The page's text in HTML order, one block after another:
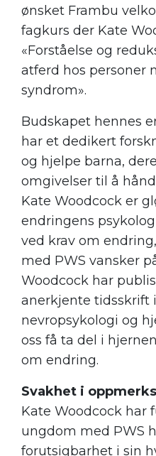
ønsket Frambu
fagkurs der Kate
«Forståelse og
atferd hos personer
syndrom».
Budskapet hennes
har et dedikert
og hjelpe barna,
omgivelser til å
Kate Woodcock er
endringens
ved krav om
med PWS vansker
Woodcock har
anerkjente tidsskrift
nevropsykologi og
oss få ta del i
om endring.
Svakhet i
Kate Woodcock har
ungdom med PWS
forutsigbarhet i sin